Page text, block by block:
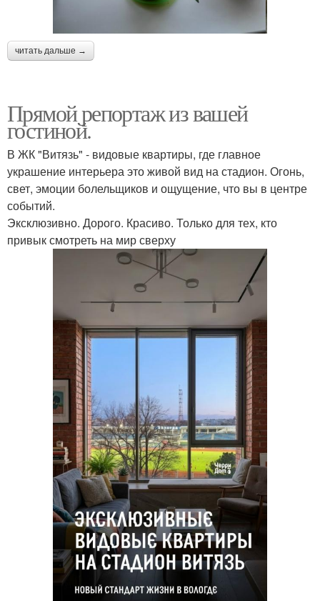
читать дальше →
Прямой репортаж из вашей
гостиной.
В ЖК "Витязь" - видовые квартиры, где главное
украшение интерьера это живой вид на стадион. Огонь,
свет, эмоции болельщиков и ощущение, что вы в центре
событий.
Эксклюзивно. Дорого. Красиво. Только для тех, кто
привык смотреть на мир сверху